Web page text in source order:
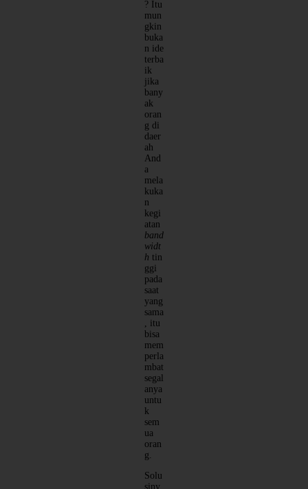
? Itu
mun
gkin
buka
n ide
terba
ik
jika
bany
ak
oran
g di
daer
ah
And
a
mela
kuka
n
kegi
atan
band
widt
h tin
ggi
pada
saat
yang
sama
, itu
bisa
mem
perla
mbat
segal
anya
untu
k
sem
ua
oran
g.
Solu
siny